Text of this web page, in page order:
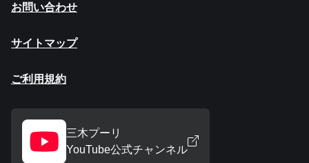
お問い合わせ
サイトマップ
ご利用規約
三木プーリ
YouTube公式チャンネル